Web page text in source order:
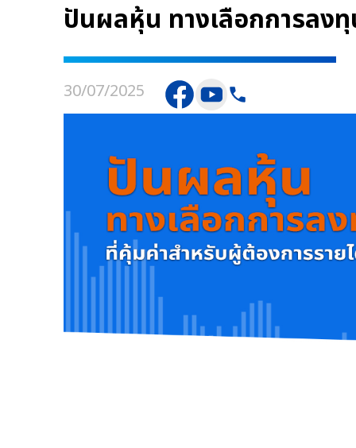
ปันผลหุ้น ทางเลือกการลง
30/07/2025